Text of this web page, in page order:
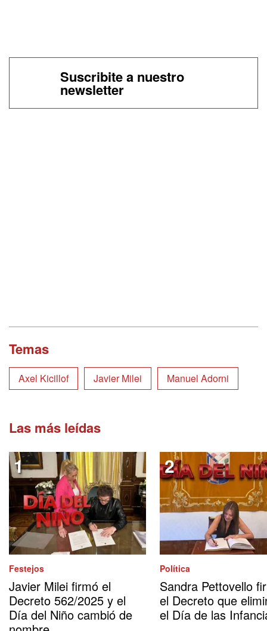
Suscribite a nuestro
newsletter
Temas
Axel Kicillof Javier Milei Manuel Adorni
Las más leídas
Festejos
Javier Milei firmó el
Decreto 562/2025 y el
Día del Niño cambió de
Política
Sandra Pettovello
el Decreto que
el Día de las